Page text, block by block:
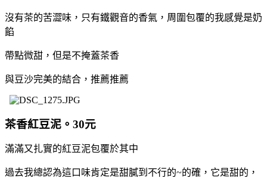
沒有茶的苦澀味，只有鐵觀音的香氣，周圍包覆的我感覺是奶
餡
帶點微甜，但是不掩蓋茶香
與豆沙完美的結合，推薦推薦
茶香紅豆泥。30元
滿滿又扎實的紅豆泥包覆於其中
過去我總認為這口味肯定是甜膩到不行的~的確，它是甜的，